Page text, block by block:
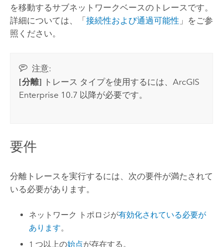
を移動するサブネットワークベースのトレースです。
詳細については、「接続性および通過可能性 」をご参
照ください。
注意:
[分離] トレース タイプを使用するには、ArcGIS
Enterprise 10.7 以降が必要です。
要件
分離トレースを実行するには、次の要件が満たされて
いる必要があります。
ネットワーク トポロジが有効化されている必要が
あります。
1 つ以上の始点が存在する。